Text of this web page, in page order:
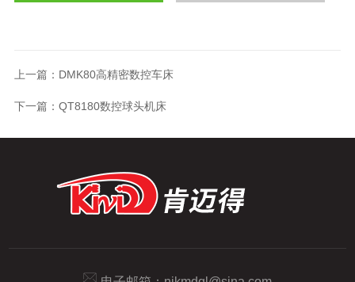
上一篇： DMK80高精密数控车床
下一篇： QT8180数控球头机床